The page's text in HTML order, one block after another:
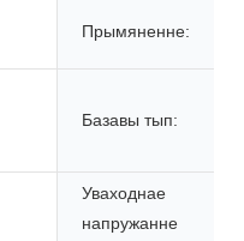
Прымяненне:
Базавы тып:
Уваходнае
напружанне